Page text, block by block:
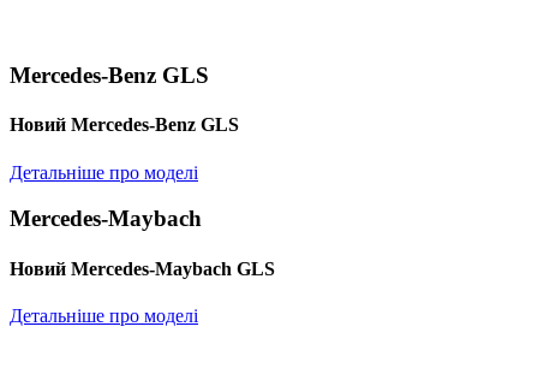
Mercedes-Benz GLS
Новий Mercedes-Benz GLS
Детальніше про моделі
Mercedes-Maybach
Новий Mercedes-Maybach GLS
Детальніше про моделі